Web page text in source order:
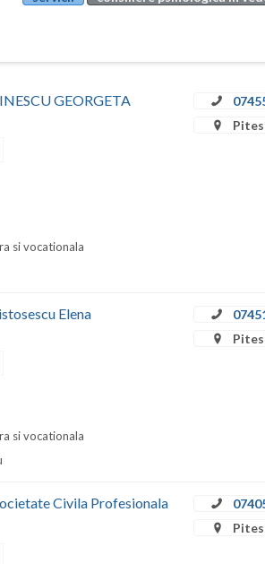
GEORGETA
si vocationala
Elena
si vocationala
Civila Profesionala